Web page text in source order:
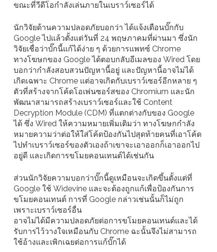
ขณะที่วีดีโอกำลังเล่นภายในเบราว์เซอร์ได้
นักวิจัยด้านความปลอดภัยบอกว่า ได้แจ้งเตือนบั๊กกับ
Google ไปแล้วตั้งแต่วันที่ 24 พฤษภาคมที่ผ่านมา ซึ่งนัก
วิจัยเชื่อว่าบั๊กนี้แก้ได้ง่าย ๆ ด้วยการแพทซ์ Chrome
ทางโฆษกของ Google ได้ตอบกลับอีเมลของ Wired โดย
บอกว่ากำลังสอบสวนปัญหานี้อยู่ และปัญหานี้อาจไม่ได้
เกิดเฉพาะ Chrome แต่อาจเกิดกับเบราว์เซอร์อีกหลาย ๆ
ตัวที่สร้างจากโค้ดโอเพ่นซอร์สของ Chromium และนัก
พัฒนาสามารถสร้างเบราว์เซอร์และใช้ Content
Decryption Module (CDM) ที่แตกต่างกับของ Google
ได้ ซึ่ง Wired ให้ความหมายเพิ่มเติมว่า ทางโฆษกกำลัง
หมายความว่าต่อให้ใส่โค้ดป้องกันไปสุดท้ายคนที่เอาโค้ด
ไปทำเบราว์เซอร์ของตัวเองถ้าเขาจะเอาออกก็เอาออกไป
อยู่ดี และเกิดการขโมยคอนเทนต์ได้เช่นกัน
ส่วนนักวิจัยความบอกว่าบั๊กนี้ดูเหมือนจะเกิดขึ้นตั้งแต่ที่
Google ใช้ Widevine และจะต้องถูกแก้เพื่อป้องกันการ
ขโมยคอนเทนต์ การที่ Google กล่าวเช่นนั้นก็ไม่ถูก
เพราะเบราว์เซอร์อื่น
อาจไม่ได้มีความปลอดภัยต่อการขโมยคอนเทนต์และได้
รับการไว้วางใจเหมือนกับ Chrome ฉะนั้นจึงไม่สามารถ
ใช้อ้างและเพิกเฉยต่อการแก้บั๊กได้